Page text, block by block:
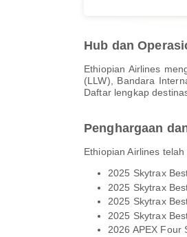
Hub dan
Ethiopian Airlines
(LLW), Bandara
Daftar lengkap
Penghargaan
Ethiopian Airlines
2025 Skytrax
2025 Skytrax
2025 Skytrax
2025 Skytrax
2026 APEX Four